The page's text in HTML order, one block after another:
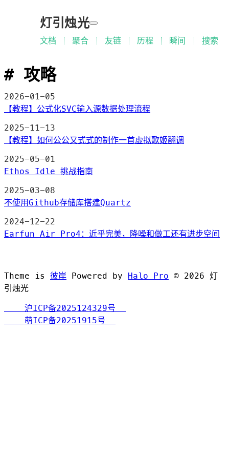
灯引烛光
文档 聚合 友链 历程 瞬间 搜索
攻略
2026-01-05
【教程】公式化SVC输入源数据处理流程
2025-11-13
【教程】如何公公又式式的制作一首虚拟歌姬翻调
2025-05-01
Ethos Idle 挑战指南
2025-03-08
不使用Github存储库搭建Quartz
2024-12-22
Earfun Air Pro4：近乎完美，降噪和做工还有进步空间
Theme is 彼岸 Powered by Halo Pro © 2026 灯
引烛光
沪ICP备2025124329号
萌ICP备20251915号